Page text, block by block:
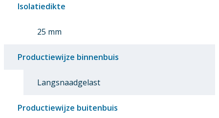
Isolatiedikte
25 mm
Productiewijze binnenbuis
Langsnaadgelast
Productiewijze buitenbuis